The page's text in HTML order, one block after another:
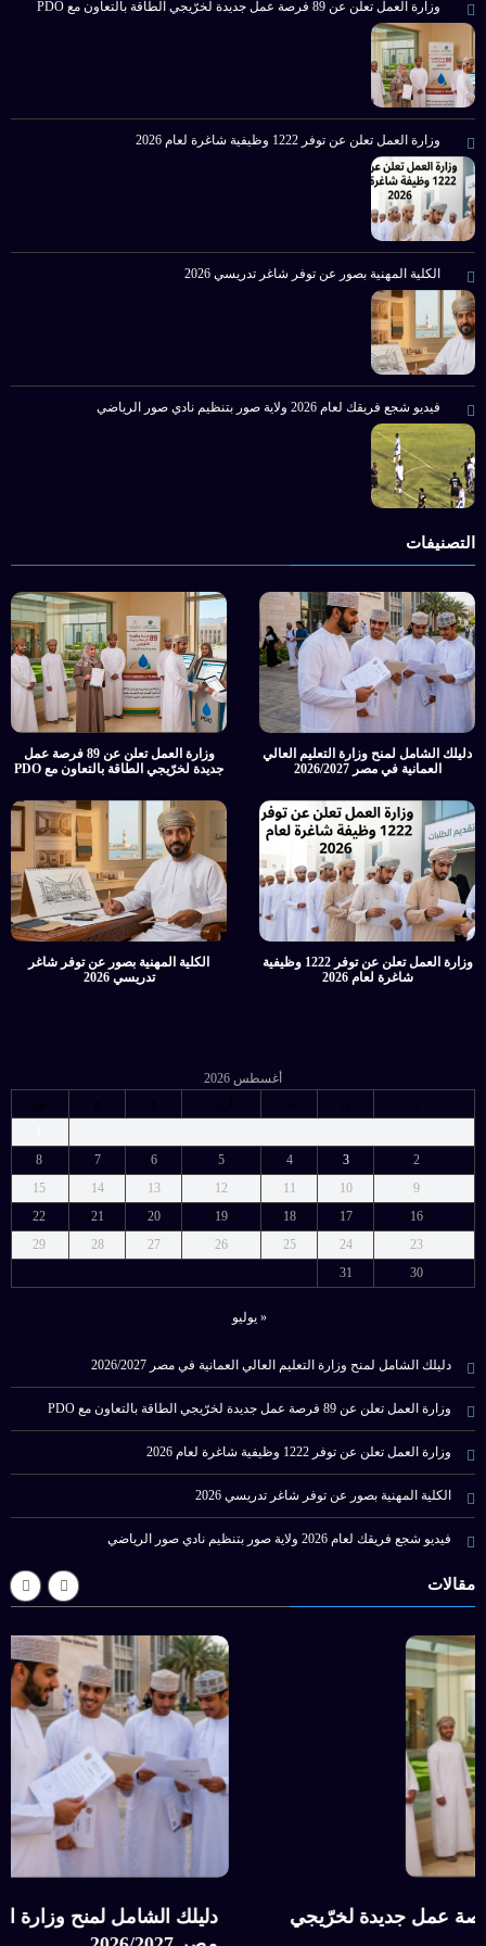
وزارة العمل تعلن عن 89 فرصة عمل جديدة لخرّيجي الطاقة بالتعاون مع PDO
وزارة العمل تعلن عن توفر 1222 وظيفية شاغرة لعام 2026
الكلية المهنية بصور عن توفر شاغر تدريسي 2026
فيديو شجع فريقك لعام 2026 ولاية صور بتنظيم نادي صور الرياضي
التصنيفات
دليلك الشامل لمنح وزارة التعليم العالي
العمانية في مصر 2026/2027
وزارة العمل تعلن عن 89 فرصة عمل
جديدة لخرّيجي الطاقة بالتعاون مع PDO
وزارة العمل تعلن عن توفر 1222 وظيفية
شاغرة لعام 2026
الكلية المهنية بصور عن توفر شاغر
تدريسي 2026
أغسطس 2026
د
ن ث أرب خ ج
س
2
3
4
5
6
7
8
9
10
11
12
13
14
15
16
17
18
19
20
21
22
23
24
25
26
27
28
29
30
31
« يوليو
دليلك الشامل لمنح وزارة التعليم العالي العمانية في مصر 2026/2027
وزارة العمل تعلن عن 89 فرصة عمل جديدة لخرّيجي الطاقة بالتعاون مع PDO
وزارة العمل تعلن عن توفر 1222 وظيفية شاغرة لعام 2026
الكلية المهنية بصور عن توفر شاغر تدريسي 2026
فيديو شجع فريقك لعام 2026 ولاية صور بتنظيم نادي صور الرياضي
مقالات
وزارة العمل تعلن عن 89 فرصة عمل جديدة لخرّيجي